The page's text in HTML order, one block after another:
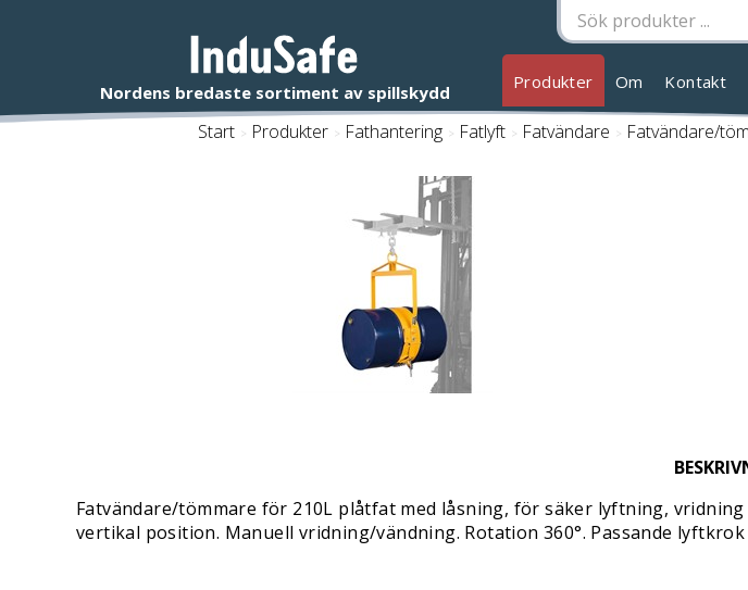
Produkter Om Kontakt
Start / Produkter / Fathantering / Fatlyft / Fatvändare / Fatvändare/
Fatvändare/tömmare för 210L plåtfat med låsning, för säker lyftning,
vertikal position. Manuell vridning/vändning. Rotation 360°. Passande lyftkrok